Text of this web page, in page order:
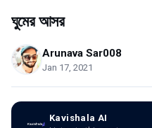
ঘুমের আসর
Arunava Sar008
Jan 17, 2021
Kavishala AI